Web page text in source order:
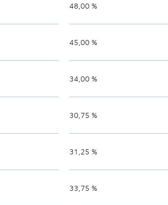
48,00 %
45,00 %
34,00 %
30,75 %
31,25 %
33,75 %